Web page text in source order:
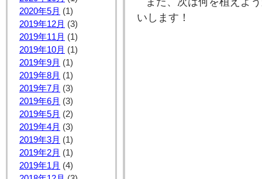
2020年5月 (1)
2019年12月 (3)
2019年11月 (1)
2019年10月 (1)
2019年9月 (1)
2019年8月 (1)
2019年7月 (3)
2019年6月 (3)
2019年5月 (2)
2019年4月 (3)
2019年3月 (1)
2019年2月 (1)
2019年1月 (4)
いします！